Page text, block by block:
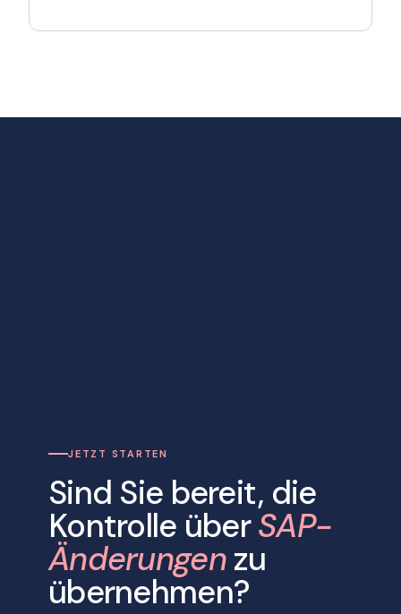
JETZT STARTEN
Sind Sie bereit, die
Kontrolle überSAP-
Änderungenzu
übernehmen?